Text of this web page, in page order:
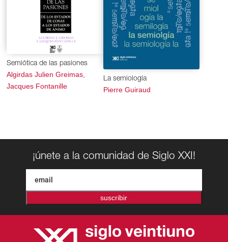
Semiótica de las pasiones
Algirdas Julien Greimas,
Jacques Fontanille
La semiología
Pierre Guiraud
¡únete a la comunidad de Siglo XXI!
suscribir